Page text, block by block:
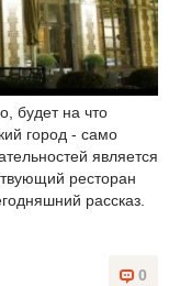
будет на что
город - само
является
ресторан
рассказ.
0